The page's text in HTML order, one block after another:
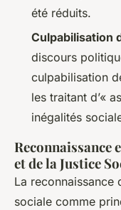
été réduits.
Culpabilisation
discours
culpabilisation
les traitant d’«
inégalités
Reconnaissance
et de la Justice
La reconnaissance
sociale comme